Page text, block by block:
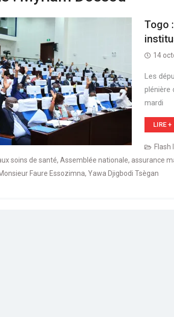
gouvernemental : Revue,
: Le président Faure Gnassingbé dans
Kpendjal, constate les dégâts des
Radio Victoire, désormais sur le
Canal +
Togo
14
Les
plénière
mardi
LIRE +
Flash
soins de santé, Assemblée nationale, assurance
Faure Essozimna, Yawa Djigbodi Tsègan